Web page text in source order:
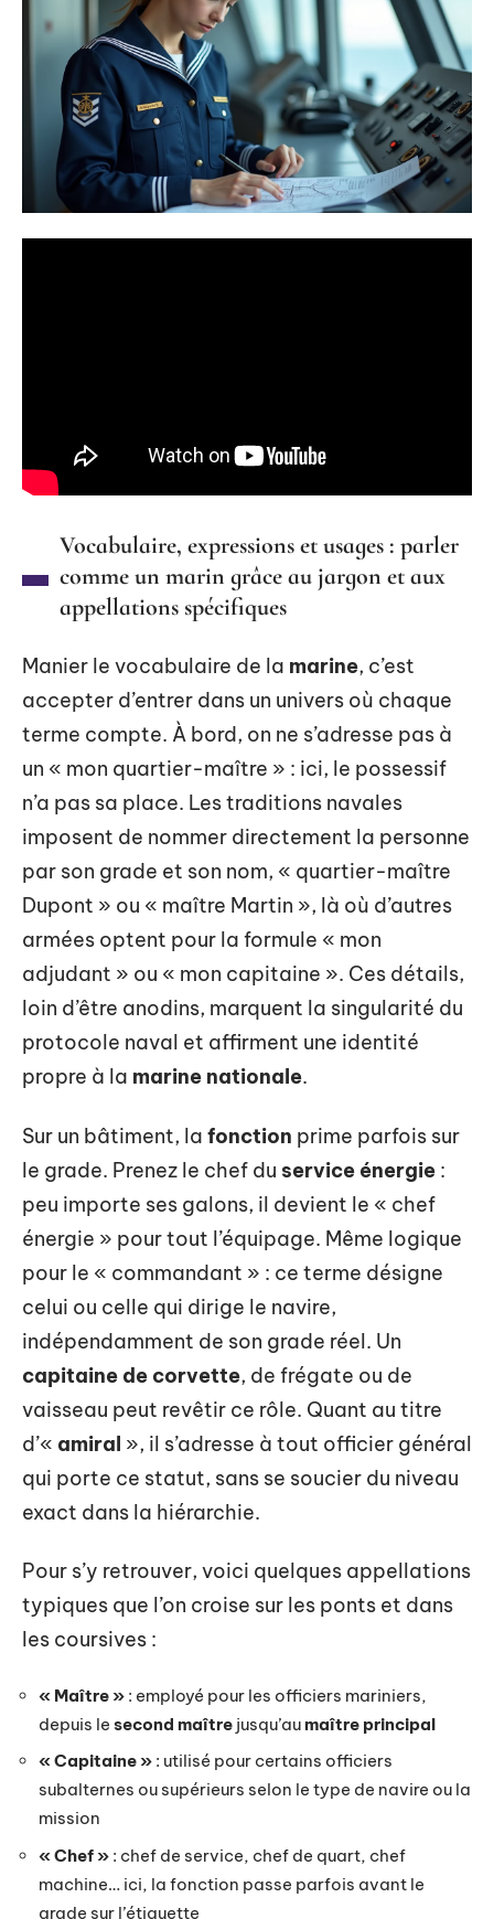
Vocabulaire, expressions et usages : parler
comme un marin grâce au jargon et aux
appellations spécifiques
Manier le vocabulaire de la marine, c’est
accepter d’entrer dans un univers où chaque
terme compte. À bord, on ne s’adresse pas à
un « mon quartier-maître » : ici, le possessif
n’a pas sa place. Les traditions navales
imposent de nommer directement la personne
par son grade et son nom, « quartier-maître
Dupont » ou « maître Martin », là où d’autres
armées optent pour la formule « mon
adjudant » ou « mon capitaine ». Ces détails,
loin d’être anodins, marquent la singularité du
protocole naval et affirment une identité
propre à la marine nationale.
Sur un bâtiment, la fonction prime parfois sur
le grade. Prenez le chef du service énergie :
peu importe ses galons, il devient le « chef
énergie » pour tout l’équipage. Même logique
pour le « commandant » : ce terme désigne
celui ou celle qui dirige le navire,
indépendamment de son grade réel. Un
capitaine de corvette, de frégate ou de
vaisseau peut revêtir ce rôle. Quant au titre
d’« amiral », il s’adresse à tout officier général
qui porte ce statut, sans se soucier du niveau
exact dans la hiérarchie.
Pour s’y retrouver, voici quelques appellations
typiques que l’on croise sur les ponts et dans
les coursives :
« Maître » : employé pour les officiers mariniers,
depuis le second maître jusqu’aumaître principal
« Capitaine » : utilisé pour certains officiers
subalternes ou supérieurs selon le type de navire ou la
mission
« Chef » : chef de service, chef de quart, chef
machine… ici, la fonction passe parfois avant le
grade sur l’étiquette